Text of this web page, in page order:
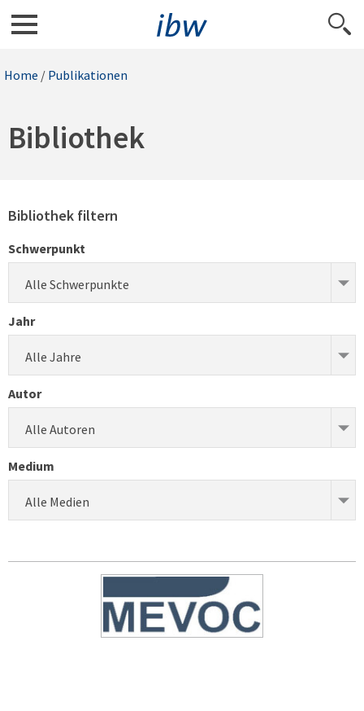
Home / Publikationen
Bibliothek
Bibliothek filtern
Schwerpunkt
Alle Schwerpunkte
Jahr
Alle Jahre
Autor
Alle Autoren
Medium
Alle Medien